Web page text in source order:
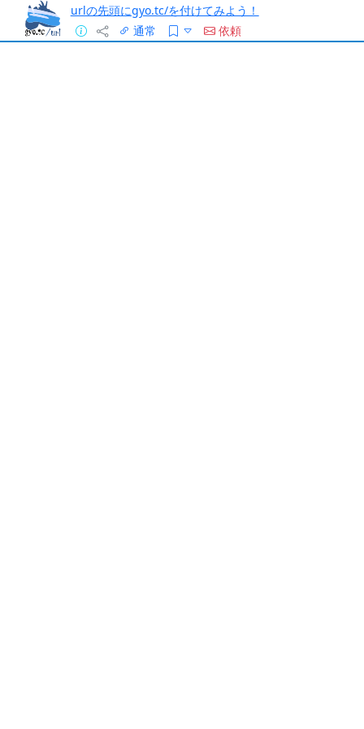
urlの先頭にgyo.tc/を付けてみよう！
通常
依頼